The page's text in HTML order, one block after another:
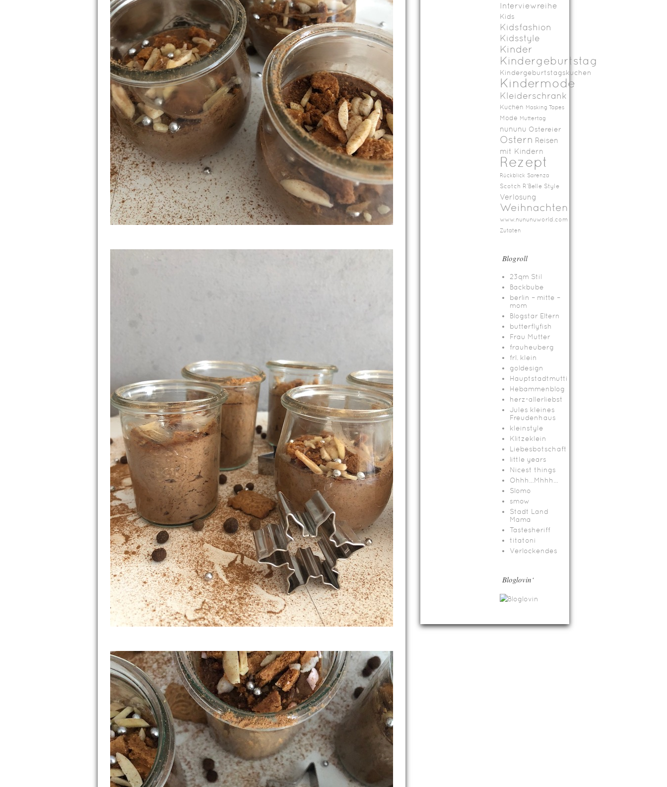
Interviewreihe
Kids
Kidsfashion
Kidsstyle
Kinder
Kindergeburtstag
Kindergeburtstagskuchen
Kindermode
Kleiderschrank
Kuchen Masking Tapes
Mode Muttertag
nununu Ostereier
Ostern Reisen
mit Kindern
Rezept
Rückblick Sarenza
Scotch R'Belle Style
Verlosung
Weihnachten
www.nununuworld.com
Zutaten
Blogroll
23qm Stil
Backbube
berlin – mitte –
mom
Blogstar Eltern
butterflyfish
Frau Mutter
frauheuberg
frl. klein
goldesign
Hauptstadtmutti
Hebammenblog
herz-allerliebst
Jules kleines
Freudenhaus
kleinstyle
Klitzeklein
Liebesbotschaft
little years
Nicest things
Ohhh…Mhhh…
Slomo
smow
Stadt Land
Mama
Tastesheriff
titatoni
Verlockendes
Bloglovin‘